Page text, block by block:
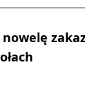
nowelę